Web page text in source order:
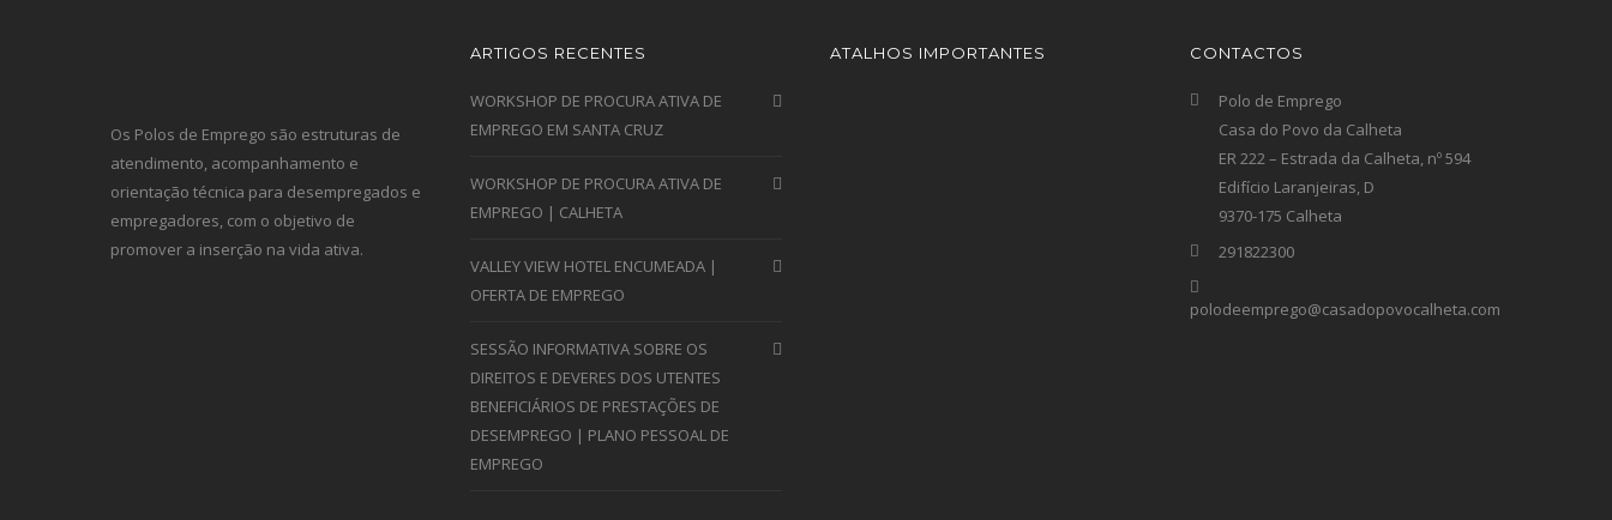
Os Polos de Emprego são estruturas de
atendimento, acompanhamento e
orientação técnica para desempregados e
empregadores, com o objetivo de
promover a inserção na vida ativa.
ARTIGOS RECENTES
WORKSHOP DE PROCURA ATIVA DE
EMPREGO EM SANTA CRUZ
WORKSHOP DE PROCURA ATIVA DE
EMPREGO | CALHETA
VALLEY VIEW HOTEL ENCUMEADA |
OFERTA DE EMPREGO
SESSÃO INFORMATIVA SOBRE OS
DIREITOS E DEVERES DOS UTENTES
BENEFICIÁRIOS DE PRESTAÇÕES DE
DESEMPREGO | PLANO PESSOAL DE
EMPREGO
ATALHOS IMPORTANTES CONTACTOS
Polo de Emprego
Casa do Povo da Calheta
ER 222 – Estrada da Calheta, nº 594
Edifício Laranjeiras, D
9370-175 Calheta
291822300
polodeemprego@casadopovocalheta.com